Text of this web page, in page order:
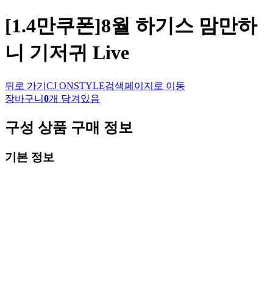
[1.4만쿠폰]8월 하기스 맘만하
니 기저귀 Live
뒤로 가기 CJ ONSTYLE검색페이지로 이동
장바구니 0개 담겨있음
구성 상품 구매 정보
기본 정보